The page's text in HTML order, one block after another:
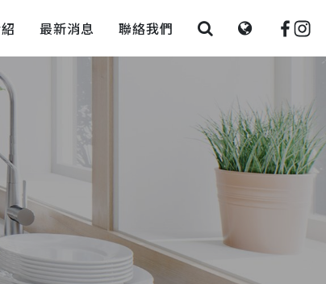
最新消息 聯絡我們